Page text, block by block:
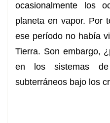
ocasionalmente los
planeta en vapor. Por
ese período no había
Tierra. Son embargo,
en los sistemas de
subterráneos bajo los